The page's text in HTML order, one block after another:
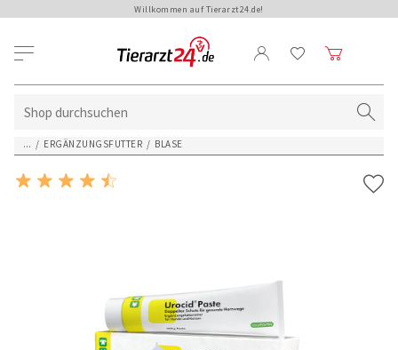
Willkommen auf Tierarzt24.de!
... / ERGÄNZUNGSFUTTER / BLASE